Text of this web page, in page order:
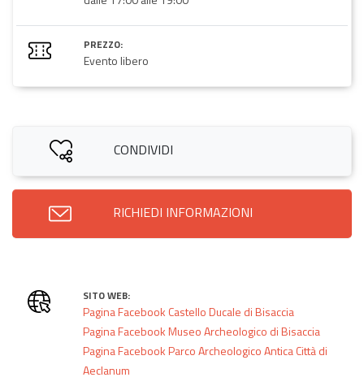
PREZZO:
Evento libero
CONDIVIDI
RICHIEDI INFORMAZIONI
SITO WEB:
Pagina Facebook Castello Ducale di Bisaccia
Pagina Facebook Museo Archeologico di Bisaccia
Pagina Facebook Parco Archeologico Antica Città di
Aeclanum